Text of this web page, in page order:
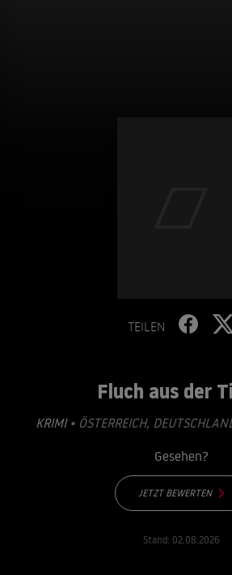
TEILEN
Fluch aus der
KRIMI• ÖSTERREICH,
Gesehen?
JETZT BEWERTEN
Stand: 02.08.2026